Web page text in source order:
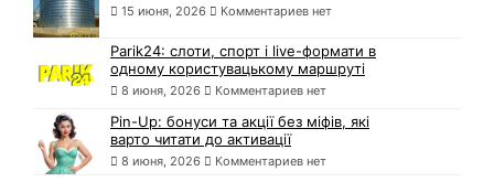
15 июня, 2026 Комментариев нет
Parik24: слоти, спорт і live-формати в
одному користувацькому маршруті
8 июня, 2026 Комментариев нет
Pin-Up: бонуси та акції без міфів, які
варто читати до активації
8 июня, 2026 Комментариев нет